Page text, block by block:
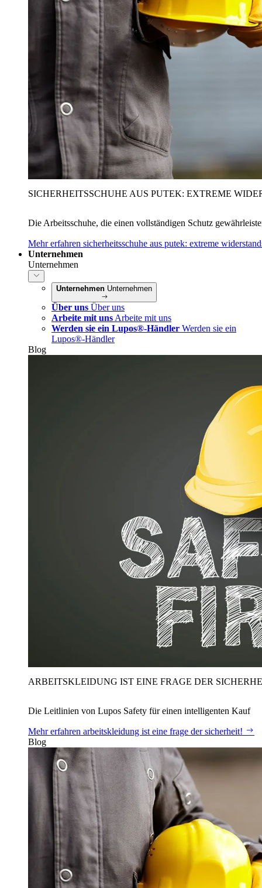
SICHERHEITSSCHUHE AUS PUTEK: EXTREME
Die Arbeitsschuhe, die einen vollständigen Schutz
Mehr erfahren sicherheitsschuhe aus putek: extreme
Unternehmen
Unternehmen
Unternehmen Unternehmen
Über uns Über uns
Arbeite mit uns Arbeite mit uns
Werden sie ein Lupos®-Händler Werden sie ein
Lupos®-Händler
Blog
ARBEITSKLEIDUNG IST EINE FRAGE DER
Die Leitlinien von Lupos Safety für einen intelligenten Kauf
Mehr erfahren arbeitskleidung ist eine frage der sicherheit!
Blog